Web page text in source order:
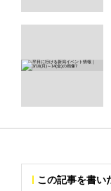
この記事を書い